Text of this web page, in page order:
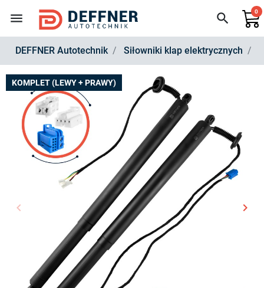
menu search 0
DEFFNER Autotechnik Siłowniki klap elektrycznych
KOMPLET (LEWY + PRAWY)
Poprzedni
keyboard_arrow_left keyboard_arrow_right